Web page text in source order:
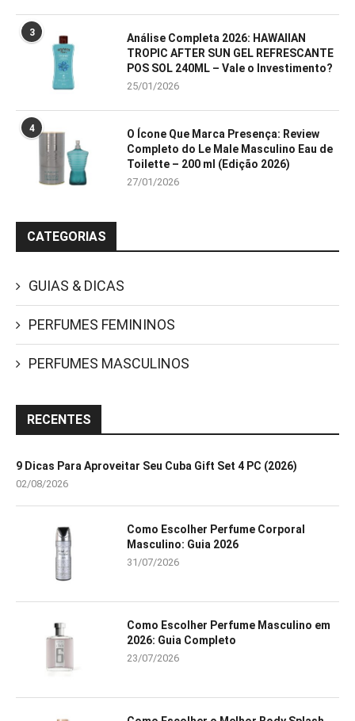
3
Análise Completa 2026: HAWAIIAN
TROPIC AFTER SUN GEL REFRESCANTE
POS SOL 240ML – Vale o Investimento?
25/01/2026
4
O Ícone Que Marca Presença: Review
Completo do Le Male Masculino Eau de
Toilette – 200 ml (Edição 2026)
27/01/2026
CATEGORIAS
GUIAS & DICAS
PERFUMES FEMININOS
PERFUMES MASCULINOS
RECENTES
9 Dicas Para Aproveitar Seu Cuba Gift Set 4 PC (2026)
02/08/2026
Como Escolher Perfume Corporal
Masculino: Guia 2026
31/07/2026
Como Escolher Perfume Masculino em
2026: Guia Completo
23/07/2026